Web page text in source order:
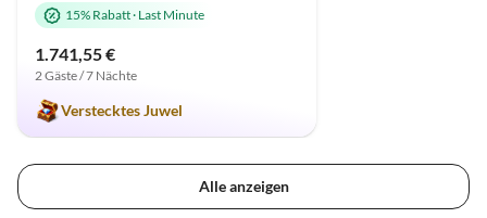
15% Rabatt· Last Minute
1.741,55 €
2 Gäste / 7 Nächte
Verstecktes Juwel
Alle anzeigen